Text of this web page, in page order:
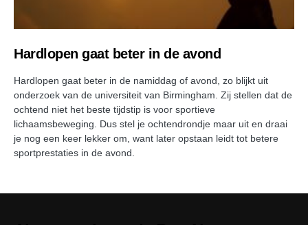
Hardlopen gaat beter in de avond
Hardlopen gaat beter in de namiddag of avond, zo blijkt uit
onderzoek van de universiteit van Birmingham. Zij stellen dat de
ochtend niet het beste tijdstip is voor sportieve
lichaamsbeweging. Dus stel je ochtendrondje maar uit en draai
je nog een keer lekker om, want later opstaan leidt tot betere
sportprestaties in de avond.